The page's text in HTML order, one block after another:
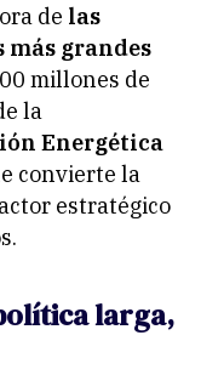
de las
grandes
millones de
la
Energética
convierte la
estratégico
larga,